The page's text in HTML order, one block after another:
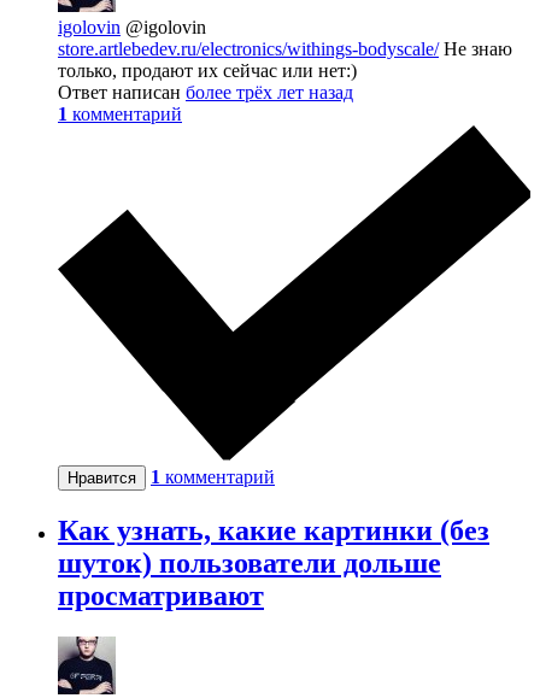
igolovin @igolovin
store.artlebedev.ru/electronics/withings-bodyscale/Не знаю
только, продают их сейчас или нет:)
Ответ написан более трёх лет назад
1 комментарий
Нравится 1 комментарий
Как узнать, какие картинки (без
шуток) пользователи дольше
просматривают